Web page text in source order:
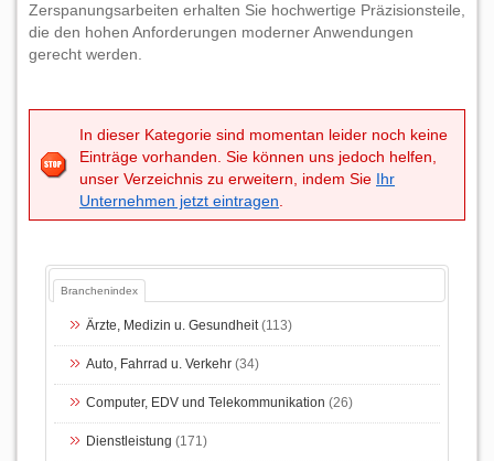
Zerspanungsarbeiten erhalten Sie hochwertige Präzisionsteile,
die den hohen Anforderungen moderner Anwendungen
gerecht werden.
In dieser Kategorie sind momentan leider noch keine
Einträge vorhanden. Sie können uns jedoch helfen,
unser Verzeichnis zu erweitern, indem Sie Ihr
Unternehmen jetzt eintragen
Branchenindex
Ärzte, Medizin u. Gesundheit(113)
Auto, Fahrrad u. Verkehr (34)
Computer, EDV und Telekommunikation (26)
Dienstleistung (171)